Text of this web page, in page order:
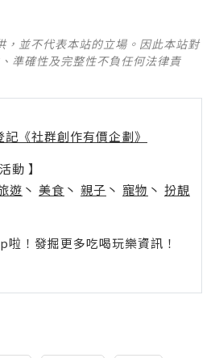
，並不代表本站的立場。因此本站對
準確性及完整性不負任何法律責
記《社群創作有價企劃》
動 】
遊 丶 美食 丶 親子 丶 寵物 丶 扮靚
！發掘更多吃喝玩樂資訊！